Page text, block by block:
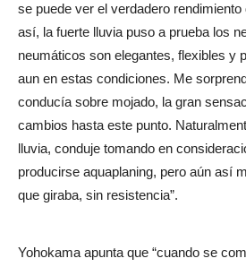
se puede ver el verdadero
así, la fuerte lluvia puso a prueba los
neumáticos son elegantes, flexibles y
aun en estas condiciones. Me
conducía sobre mojado, la gran
cambios hasta este punto.
lluvia, conduje tomando en
producirse aquaplaning, pero aún así
que giraba, sin resistencia”.
Yohokama apunta que “cuando se